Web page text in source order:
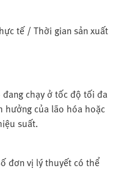
tế / Thời gian sản xuất
chạy ở tốc độ tối đa
hưởng của lão hóa hoặc
suất.
đơn vị lý thuyết có thể